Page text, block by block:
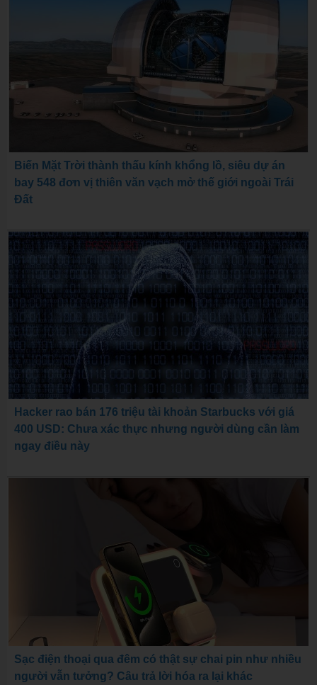
Biến Mặt Trời thành thấu kính khổng lồ, siêu dự án
bay 548 đơn vị thiên văn vạch mở thế giới ngoài Trái
Đất
Hacker rao bán 176 triệu tài khoản Starbucks với giá
400 USD: Chưa xác thực nhưng người dùng cần làm
ngay điều này
Sạc điện thoại qua đêm có thật sự chai pin như nhiều
người vẫn tưởng? Câu trả lời hóa ra lại khác